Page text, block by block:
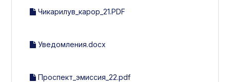
Чикарилув_карор_21.PDF
Уведомления.docx
Проспект_эмиссия_22.pdf